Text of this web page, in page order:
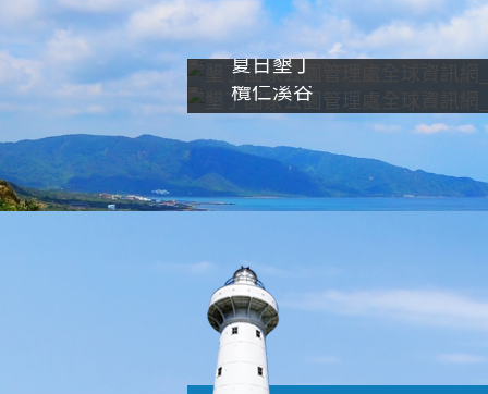
夏日墾丁
欖仁溪谷